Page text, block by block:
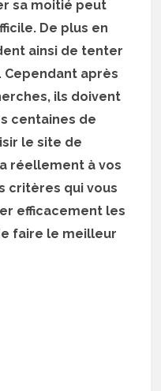
sa moitié peut
De plus en
ainsi de tenter
après
ils doivent
centaines de
le site de
réellement à vos
critères qui vous
efficacement les
faire le meilleur